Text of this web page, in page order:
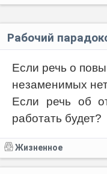
Рабочий
Если речь о
незаменимых
Если речь об
работать будет?
Жизненное